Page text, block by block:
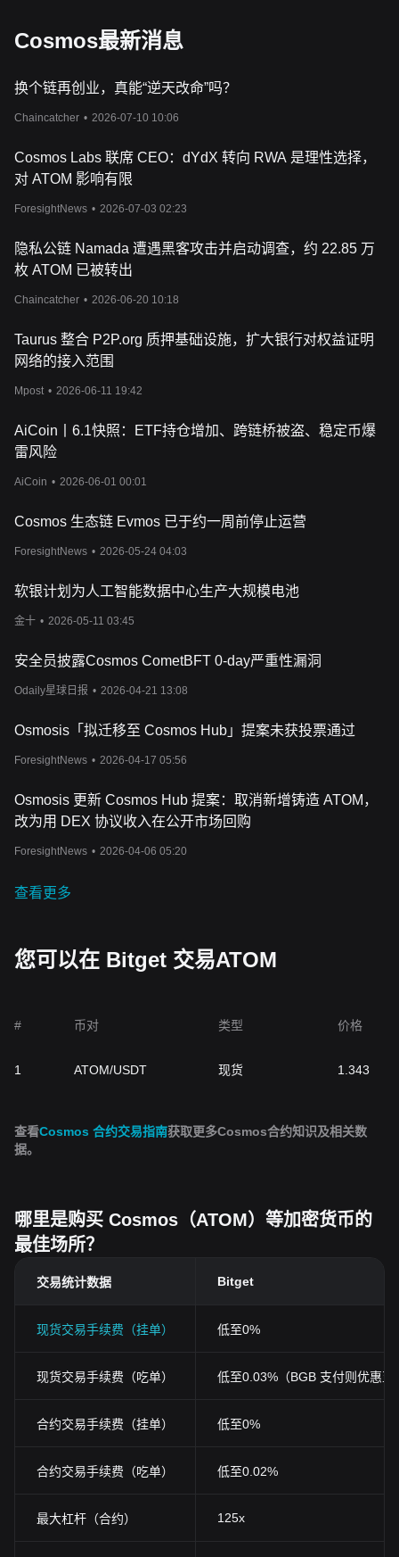
Cosmos最新消息
换个链再创业，真能“逆天改命”吗？
Chaincatcher • 2026-07-10 10:06
Cosmos Labs 联席 CEO：dYdX 转向 RWA 是理性选择，
对 ATOM 影响有限
ForesightNews • 2026-07-03 02:23
隐私公链 Namada 遭遇黑客攻击并启动调查，约 22.85 万
枚 ATOM 已被转出
Chaincatcher • 2026-06-20 10:18
Taurus 整合 P2P.org 质押基础设施，扩大银行对权益证明
网络的接入范围
Mpost • 2026-06-11 19:42
AiCoin丨6.1快照：ETF持仓增加、跨链桥被盗、稳定币爆
雷风险
AiCoin • 2026-06-01 00:01
Cosmos 生态链 Evmos 已于约一周前停止运营
ForesightNews • 2026-05-24 04:03
软银计划为人工智能数据中心生产大规模电池
金十 • 2026-05-11 03:45
安全员披露Cosmos CometBFT 0-day严重性漏洞
Odaily星球日报 • 2026-04-21 13:08
Osmosis「拟迁移至 Cosmos Hub」提案未获投票通过
ForesightNews • 2026-04-17 05:56
Osmosis 更新 Cosmos Hub 提案：取消新增铸造 ATOM，
改为用 DEX 协议收入在公开市场回购
ForesightNews • 2026-04-06 05:20
查看更多
您可以在 Bitget 交易ATOM
# 币对 类型 价格
1 ATOM/USDT 现货 1.343
查看Cosmos 合约交易指南获取更多Cosmos合约知识及相关数
据。
哪里是购买 Cosmos（ATOM）等加密货币的
最佳场所？
交易统计数据 Bitget
现货交易手续费（挂单） 低至0%
现货交易手续费（吃单） 低至0.03%（BGB 支付则优惠至
合约交易手续费（挂单） 低至0%
合约交易手续费（吃单） 低至0.02%
最大杠杆（合约） 125x